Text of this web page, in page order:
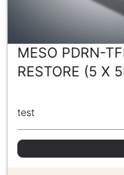
MESO PDRN-
RESTORE (5 X
test